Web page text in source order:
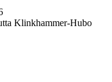
Klinkhammer-Hubo